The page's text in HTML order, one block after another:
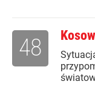
48